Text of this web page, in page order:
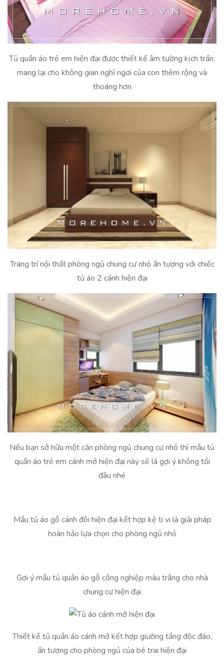
Tủ quần áo trẻ em hiện đại được thiết kế âm tường kịch trần,
mang lại cho không gian nghỉ ngơi của con thêm rộng và
thoáng hơn
Trang trí nội thất phòng ngủ chung cư nhỏ ấn tượng với chiếc
tủ áo 2 cánh hiện đại
Nếu bạn sở hữu một căn phòng ngủ chung cư nhỏ thì mẫu tủ
quần áo trẻ em cánh mở hiện đại này sẽ là gợi ý không tồi
đâu nhé
Mẫu tủ áo gỗ cánh đôi hiện đại kết hợp kệ ti vi là giải pháp
hoàn hảo lựa chọn cho phòng ngủ nhỏ
Gợi ý mẫu tủ quần áo gỗ công nghiệp màu trắng cho nhà
chung cư hiện đại
Thiết kế tủ quần áo cánh mở kết hợp giường tầng độc đáo,
ấn tượng cho phòng ngủ của bé trai hiện đại